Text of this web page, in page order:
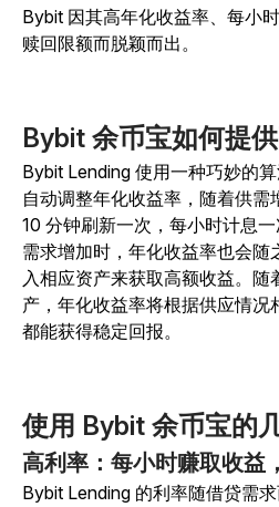
Bybit 因其高年化收益率、每小
赎回限额而脱颖而出。
Bybit 余币宝如何提
Bybit Lending 使用一种巧妙的
自动调整年化收益率，随着供
10 分钟刷新一次，每小时计息
需求增加时，年化收益率也会随
入相应资产来获取高额收益。随
产，年化收益率将根据供应情况
都能获得稳定回报。
使用 Bybit 余币宝的
高利率：每小时赚取收益
Bybit Lending 的利率随借贷需